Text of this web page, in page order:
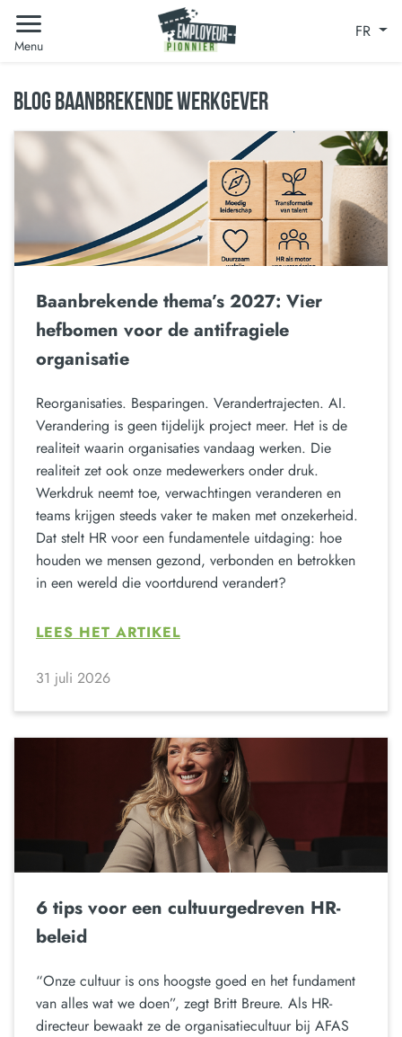
Menu
FR
BLOG BAANBREKENDE WERKGEVER
Baanbrekende thema’s 2027: Vier
hefbomen voor de antifragiele
organisatie
Reorganisaties. Besparingen. Verandertrajecten. AI.
Verandering is geen tijdelijk project meer. Het is de
realiteit waarin organisaties vandaag werken. Die
realiteit zet ook onze medewerkers onder druk.
Werkdruk neemt toe, verwachtingen veranderen en
teams krijgen steeds vaker te maken met onzekerheid.
Dat stelt HR voor een fundamentele uitdaging: hoe
houden we mensen gezond, verbonden en betrokken
in een wereld die voortdurend verandert?
LEES HET ARTIKEL
31 juli 2026
6 tips voor een cultuurgedreven HR-
beleid
“Onze cultuur is ons hoogste goed en het fundament
van alles wat we doen”, zegt Britt Breure. Als HR-
directeur bewaakt ze de organisatiecultuur bij AFAS